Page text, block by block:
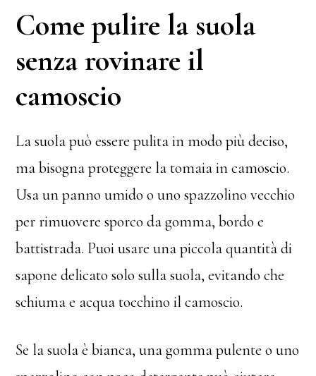
Come pulire la suola
senza rovinare il
camoscio
La suola può essere pulita in modo più deciso,
ma bisogna proteggere la tomaia in camoscio.
Usa un panno umido o uno spazzolino vecchio
per rimuovere sporco da gomma, bordo e
battistrada. Puoi usare una piccola quantità di
sapone delicato solo sulla suola, evitando che
schiuma e acqua tocchino il camoscio.
Se la suola è bianca, una gomma pulente o uno